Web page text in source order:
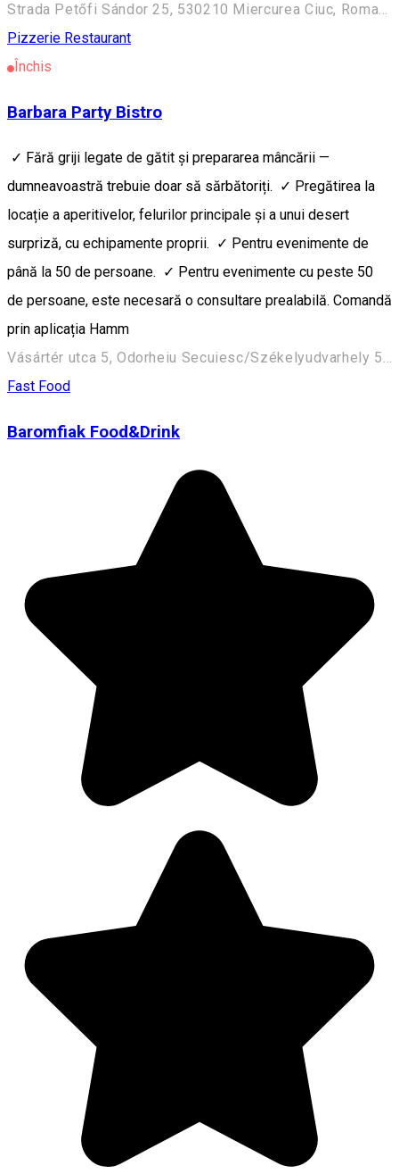
Strada Petőfi Sándor 25, 530210 Miercurea Ciuc, Romania
Pizzerie Restaurant
Închis
Barbara Party Bistro
✓ Fără griji legate de gătit și prepararea mâncării —
dumneavoastră trebuie doar să sărbătoriți. ✓ Pregătirea la
locație a aperitivelor, felurilor principale și a unui desert
surpriză, cu echipamente proprii. ✓ Pentru evenimente de
până la 50 de persoane. ✓ Pentru evenimente cu peste 50
de persoane, este necesară o consultare prealabilă. Comandă
prin aplicația Hamm
Fast Food
Baromfiak Food&Drink